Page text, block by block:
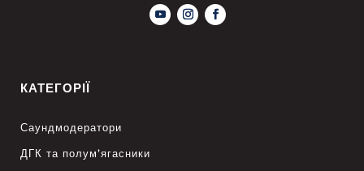
КАТЕГОРІЇ
Саундмодератори
ДГК та полум’ягасники